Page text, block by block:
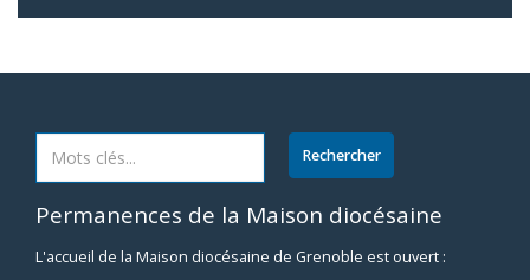
Permanences de la Maison diocésaine
L'accueil de la Maison diocésaine de Grenoble est ouvert :